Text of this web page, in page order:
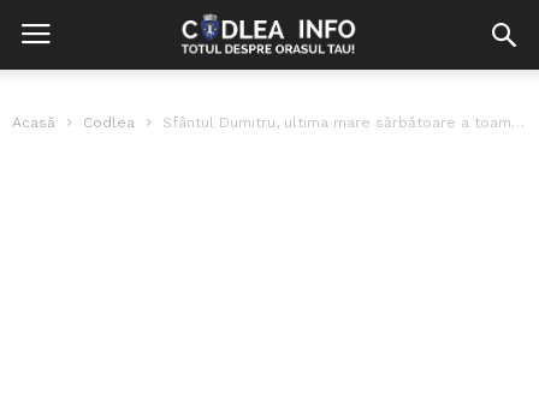
Acasă Codlea Sfântul Dumitru, ultima mare sărbătoare a toamnei